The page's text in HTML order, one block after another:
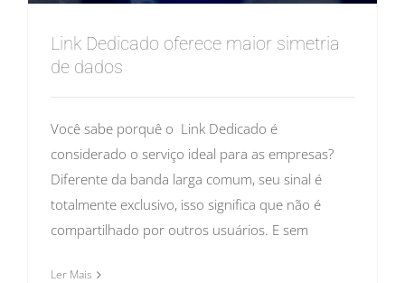
Link Dedicado oferece maior simetria
de dados
Você sabe porquê o Link Dedicado é
considerado o serviço ideal para as empresas?
Diferente da banda larga comum, seu sinal é
totalmente exclusivo, isso significa que não é
compartilhado por outros usuários. E sem
Ler Mais